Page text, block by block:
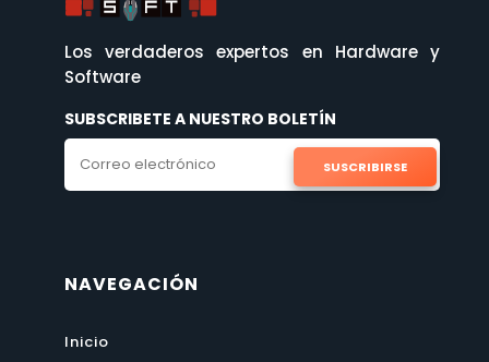
Los verdaderos expertos en Hardware y
Software
SUBSCRIBETE A NUESTRO BOLETÍN
SUSCRIBIRSE
NAVEGACIÓN
Inicio